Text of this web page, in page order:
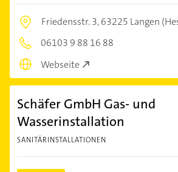
Friedensstr. 3,63225 Langen
06103 9 88 16 88
Webseite
Schäfer GmbH Gas- und
Wasserinstallation
SANITÄRINSTALLATIONEN